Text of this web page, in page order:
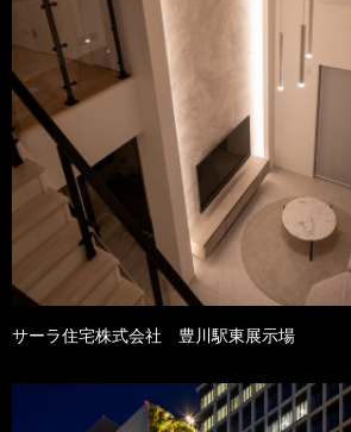
サーラ住宅株式会社 豊川駅東展示場